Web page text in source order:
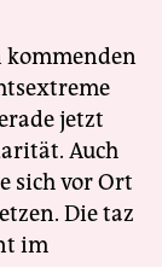
kommenden
jetzt
Auch
sich vor Ort
Die taz
im